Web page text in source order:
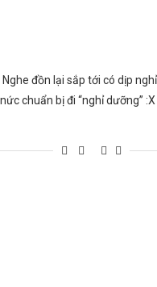
đồn lại sắp tới có dịp
chuẩn bị đi “nghỉ dưỡng”